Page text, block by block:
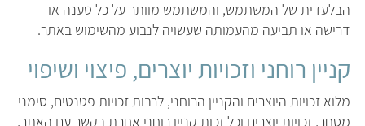
הבלעדית של המשתמש, והמשתמש מוותר על כל טענה או
דרישה או תביעה מהעמותה שעשויה לנבוע מהשימוש באתר.
קניין רוחני וזכויות יוצרים, פיצוי ושיפוי
מלוא זכויות היוצרים והקניין הרוחני, לרבות זכויות פטנטים, סימני
מסחר, זכויות יוצרים וכל זכות קניין רוחני אחרת בקשר עם האתר,